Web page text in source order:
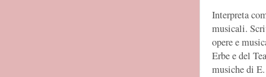
Interpreta
musicali.
opere e
Erbe e del
musiche di